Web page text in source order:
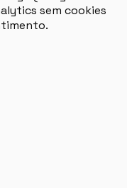
sem cookies